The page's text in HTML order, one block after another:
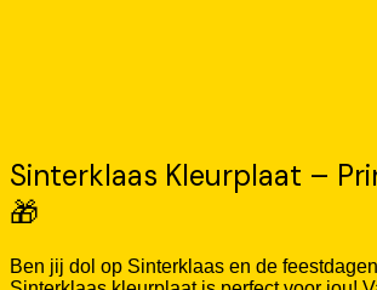
Sinterklaas Kleurplaat –
🎁
Ben jij dol op Sinterklaas en de